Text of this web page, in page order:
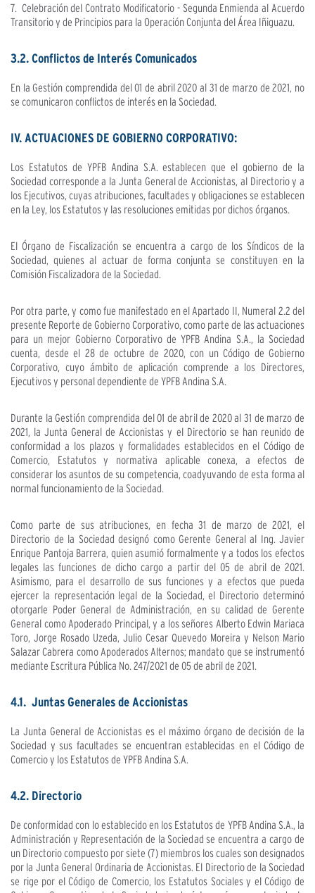
7. Celebración del Contrato Modificatorio - Segunda Enmienda al Acuerdo
Transitorio y de Principios para la Operación Conjunta del Área Iñiguazu.
3.2. Conflictos de Interés Comunicados
En la Gestión comprendida del 01 de abril 2020 al 31 de marzo de 2021, no
se comunicaron conflictos de interés en la Sociedad.
IV. ACTUACIONES DE GOBIERNO CORPORATIVO:
Los Estatutos de YPFB Andina S.A. establecen que el gobierno de la
Sociedad corresponde a la Junta General de Accionistas, al Directorio y a
los Ejecutivos, cuyas atribuciones, facultades y obligaciones se establecen
en la Ley, los Estatutos y las resoluciones emitidas por dichos órganos.
El Órgano de Fiscalización se encuentra a cargo de los Síndicos de la
Sociedad, quienes al actuar de forma conjunta se constituyen en la
Comisión Fiscalizadora de la Sociedad.
Por otra parte, y como fue manifestado en el Apartado II, Numeral 2.2 del
presente Reporte de Gobierno Corporativo, como parte de las actuaciones
para un mejor Gobierno Corporativo de YPFB Andina S.A., la Sociedad
cuenta, desde el 28 de octubre de 2020, con un Código de Gobierno
Corporativo, cuyo ámbito de aplicación comprende a los Directores,
Ejecutivos y personal dependiente de YPFB Andina S.A.
Durante la Gestión comprendida del 01 de abril de 2020 al 31 de marzo de
2021, la Junta General de Accionistas y el Directorio se han reunido de
conformidad a los plazos y formalidades establecidos en el Código de
Comercio, Estatutos y normativa aplicable conexa, a efectos de
considerar los asuntos de su competencia, coadyuvando de esta forma al
normal funcionamiento de la Sociedad.
Como parte de sus atribuciones, en fecha 31 de marzo de 2021, el
Directorio de la Sociedad designó como Gerente General al Ing. Javier
Enrique Pantoja Barrera, quien asumió formalmente y a todos los efectos
legales las funciones de dicho cargo a partir del 05 de abril de 2021.
Asimismo, para el desarrollo de sus funciones y a efectos que pueda
ejercer la representación legal de la Sociedad, el Directorio determinó
otorgarle Poder General de Administración, en su calidad de Gerente
General como Apoderado Principal, y a los señores Alberto Edwin Mariaca
Toro, Jorge Rosado Uzeda, Julio Cesar Quevedo Moreira y Nelson Mario
Salazar Cabrera como Apoderados Alternos; mandato que se instrumentó
mediante Escritura Pública No. 247/2021 de 05 de abril de 2021.
4.1. Juntas Generales de Accionistas
La Junta General de Accionistas es el máximo órgano de decisión de la
Sociedad y sus facultades se encuentran establecidas en el Código de
Comercio y los Estatutos de YPFB Andina S.A.
4.2. Directorio
De conformidad con lo establecido en los Estatutos de YPFB Andina S.A., la
Administración y Representación de la Sociedad se encuentra a cargo de
un Directorio compuesto por siete (7) miembros los cuales son designados
por la Junta General Ordinaria de Accionistas. El Directorio de la Sociedad
se rige por el Código de Comercio, los Estatutos Sociales y el Código de